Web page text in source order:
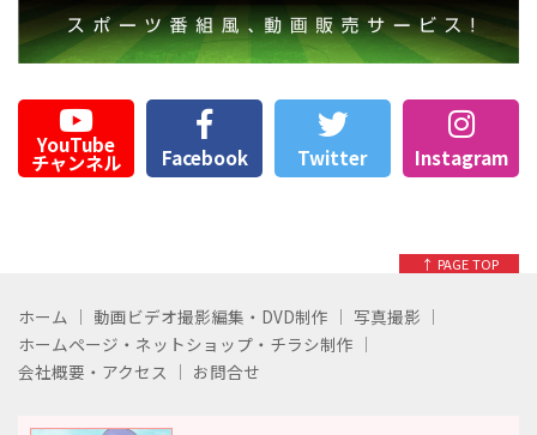
YouTube
チャンネル Facebook Twitter Instagram
↑ PAGE TOP
ホーム 動画ビデオ撮影編集・DVD制作
写真撮影
ホームページ・ネットショップ・チラシ制作
会社概要・アクセス
お問合せ